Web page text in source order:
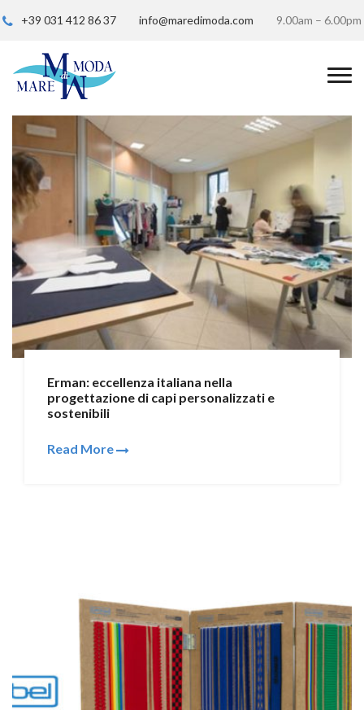
+39 031 412 86 37 info@maredimoda.com 9.00am – 6.00pm
Erman: eccellenza italiana nella
progettazione di capi personalizzati e
sostenibili
Read More